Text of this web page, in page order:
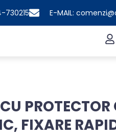
730215 E-MAIL:
PROTECTOR
FIXARE